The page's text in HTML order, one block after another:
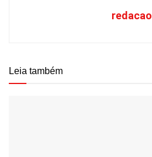
redacao
Leia também